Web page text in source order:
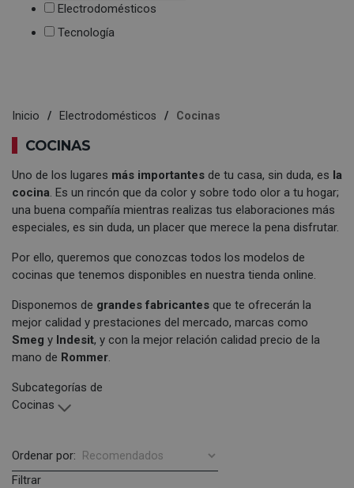
Electrodomésticos
Tecnología
Inicio Electrodomésticos Cocinas
COCINAS
Uno de los lugares más importantes de tu casa, sin duda, es la
cocina. Es un rincón que da color y sobre todo olor a tu hogar;
una buena compañía mientras realizas tus elaboraciones más
especiales, es sin duda, un placer que merece la pena disfrutar.
Por ello, queremos que conozcas todos los modelos de
cocinas que tenemos disponibles en nuestra tienda online.
Disponemos de grandes fabricantes que te ofrecerán la
mejor calidad y prestaciones del mercado, marcas como
Smeg y Indesit, y con la mejor relación calidad precio de la
mano de Rommer.
Subcategorías de
Cocinas
Ordenar por:
Filtrar